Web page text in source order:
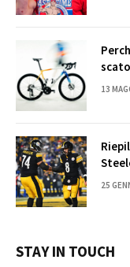
13
25
STAY IN TOUCH